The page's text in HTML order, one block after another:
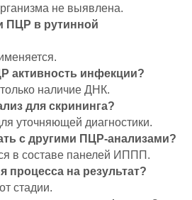
не выявлена.
ПЦР в рутинной
активность инфекции?
наличие ДНК.
для скрининга?
уточняющей диагностики.
с другими ПЦР-анализами?
в составе панелей ИППП.
процесса на результат?
стадии.